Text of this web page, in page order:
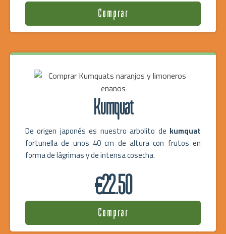
Comprar
Kumquat
De origen japonés es nuestro arbolito de kumquat
fortunella de unos 40 cm de altura con frutos en
forma de lágrimas y de intensa cosecha.
€22.50
Comprar